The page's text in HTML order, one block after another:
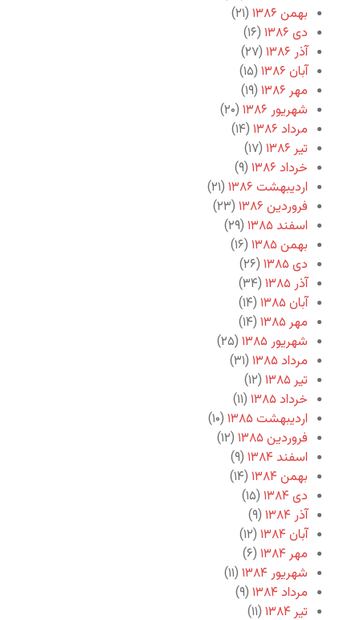
بهمن ۱۳۸۶
(۲۱)
دی ۱۳۸۶
(۱۶)
آذر ۱۳۸۶
(۲۷)
آبان ۱۳۸۶
(۱۵)
مهر ۱۳۸۶
(۱۹)
شهریور ۱۳۸۶
(۲۰)
مرداد ۱۳۸۶
(۱۴)
تیر ۱۳۸۶
(۱۷)
خرداد ۱۳۸۶
(۹)
اردیبهشت ۱۳۸۶
(۲۱)
فروردین ۱۳۸۶
(۲۳)
اسفند ۱۳۸۵
(۲۹)
بهمن ۱۳۸۵
(۱۶)
دی ۱۳۸۵
(۲۶)
آذر ۱۳۸۵
(۳۴)
آبان ۱۳۸۵
(۱۴)
مهر ۱۳۸۵
(۱۴)
شهریور ۱۳۸۵
(۲۵)
مرداد ۱۳۸۵
(۳۱)
تیر ۱۳۸۵
(۱۲)
خرداد ۱۳۸۵
(۱۱)
اردیبهشت ۱۳۸۵
(۱۰)
فروردین ۱۳۸۵
(۱۲)
اسفند ۱۳۸۴
(۹)
بهمن ۱۳۸۴
(۱۴)
دی ۱۳۸۴
(۱۵)
آذر ۱۳۸۴
(۹)
آبان ۱۳۸۴
(۱۲)
مهر ۱۳۸۴
(۶)
شهریور ۱۳۸۴
(۱۱)
مرداد ۱۳۸۴
(۹)
تیر ۱۳۸۴
(۱۱)